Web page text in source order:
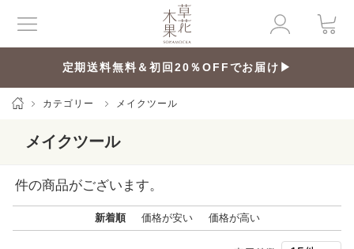
定期送料無料＆初回20％OFFでお届け▶
カテゴリー メイクツール
メイクツール
件の商品がございます。
新着順 価格が安い 価格が高い